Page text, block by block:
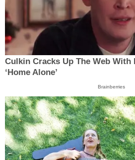
Culkin Cracks Up The Web With
‘Home Alone’
Brainberries